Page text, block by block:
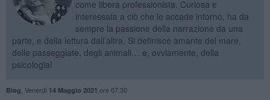
come libera professionista. Curiosa e
interessata a ciò che le accade intorno, ha da
sempre la passione della narrazione da una
parte, e della lettura dall’altra. Si definisce amante del mare,
delle passeggiate, degli animali… e, ovviamente, della
psicologia!
Blog Venerdì 14 Maggio 2021 ore 07:30